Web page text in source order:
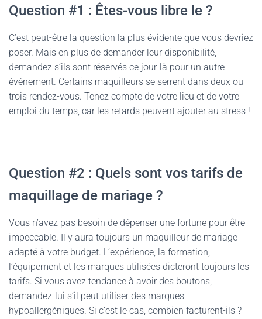
Question #1 : Êtes-vous libre le ?
C’est peut-être la question la plus évidente que vous devriez
poser. Mais en plus de demander leur disponibilité,
demandez s’ils sont réservés ce jour-là pour un autre
événement. Certains maquilleurs se serrent dans deux ou
trois rendez-vous. Tenez compte de votre lieu et de votre
emploi du temps, car les retards peuvent ajouter au stress !
Question #2 : Quels sont vos tarifs de
maquillage de mariage ?
Vous n’avez pas besoin de dépenser une fortune pour être
impeccable. Il y aura toujours un maquilleur de mariage
adapté à votre budget. L’expérience, la formation,
l’équipement et les marques utilisées dicteront toujours les
tarifs. Si vous avez tendance à avoir des boutons,
demandez-lui s’il peut utiliser des marques
hypoallergéniques. Si c’est le cas, combien facturent-ils ?